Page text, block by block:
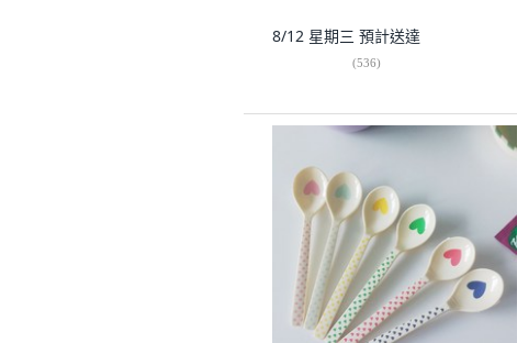
8/12 星期三 預計送達
(536)